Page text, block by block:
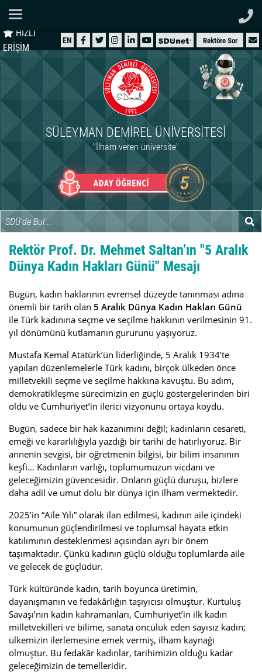
HIZLI
ERİŞİM
EN Rektöre Sor
SÜLEYMAN DEMIREL ÜNIVERSITESI
"İlham veren üniversite"
ÜNİVERSİTEMİZ
İDARİ
ARAŞTIRMA
INTERNATIONAL
Rektör Prof. Dr. Mehmet Saltan’ın "5 Aralık
Dünya Kadın Hakları Günü" Mesajı
Bugün, kadın haklarının evrensel düzeyde tanınması adına
önemli bir tarih olan 5 Aralık Dünya Kadın Hakları Günü
ile Türk kadınına seçme ve seçilme hakkının verilmesinin 91.
yıl dönümünü kutlamanın gururunu yaşıyoruz.
Mustafa Kemal Atatürk’ün liderliğinde, 5 Aralık 1934’te
yapılan düzenlemelerle Türk kadını, birçok ülkeden önce
milletvekili seçme ve seçilme hakkına kavuştu. Bu adım,
demokratikleşme sürecimizin en güçlü göstergelerinden biri
oldu ve Cumhuriyet’in ilerici vizyonunu ortaya koydu.
Bugün, sadece bir hak kazanımını değil; kadınların cesareti,
emeği ve kararlılığıyla yazdığı bir tarihi de hatırlıyoruz. Bir
annenin sevgisi, bir öğretmenin bilgisi, bir bilim insanının
keşfi… Kadınların varlığı, toplumumuzun vicdanı ve
geleceğimizin güvencesidir. Onların güçlü duruşu, bizlere
daha adil ve umut dolu bir dünya için ilham vermektedir.
2025’in “Aile Yılı” olarak ilan edilmesi, kadının aile içindeki
konumunun güçlendirilmesi ve toplumsal hayata etkin
katılımının desteklenmesi açısından ayrı bir önem
taşımaktadır. Çünkü kadının güçlü olduğu toplumlarda aile
ve gelecek de güçlüdür.
Türk kültüründe kadın, tarih boyunca üretimin,
dayanışmanın ve fedakârlığın taşıyıcısı olmuştur. Kurtuluş
Savaşı’nın kadın kahramanları, Cumhuriyet’in ilk kadın
milletvekilleri ve bilime, sanata öncülük eden sayısız kadın;
ülkemizin ilerlemesine emek vermiş, ilham kaynağı
olmuştur. Bu fedakâr kadınlar, tarihimizin olduğu kadar
geleceğimizin de temelleridir.